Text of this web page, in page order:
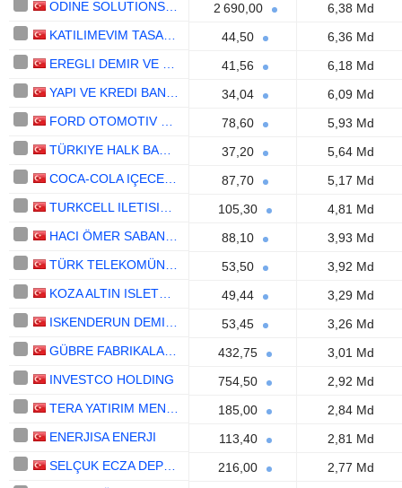
2 690,00
6,38 Md
44,50
6,36 Md
41,56
6,18 Md
34,04
6,09 Md
78,60
5,93 Md
37,20
5,64 Md
87,70
5,17 Md
105,30
4,81 Md
88,10
3,93 Md
53,50
3,92 Md
49,44
3,29 Md
53,45
3,26 Md
432,75
3,01 Md
INVESTCO HOLDING
754,50
2,92 Md
185,00
2,84 Md
ENERJISA ENERJI
113,40
2,81 Md
216,00
2,77 Md